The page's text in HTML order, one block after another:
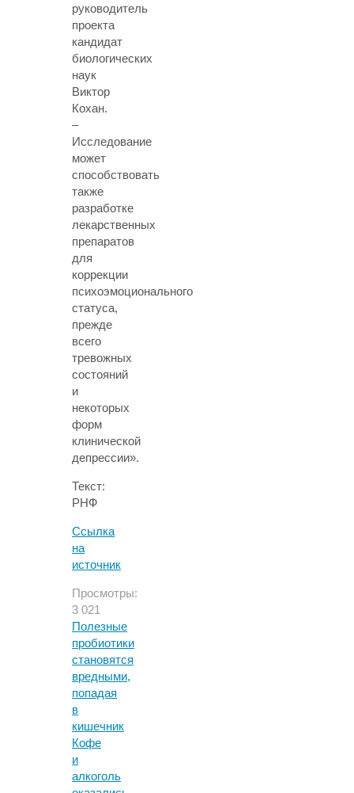
руководитель
проекта
кандидат
биологических
наук
Виктор
Кохан.
–
Исследование
может
способствовать
также
разработке
лекарственных
препаратов
для
коррекции
психоэмоционального
статуса,
прежде
всего
тревожных
состояний
и
некоторых
форм
клинической
депрессии».
Текст:
РНФ
Ссылка
на
источник
Просмотры:
3 021
Полезные
пробиотики
становятся
вредными,
попадая
в
кишечник
Кофе
и
алкоголь